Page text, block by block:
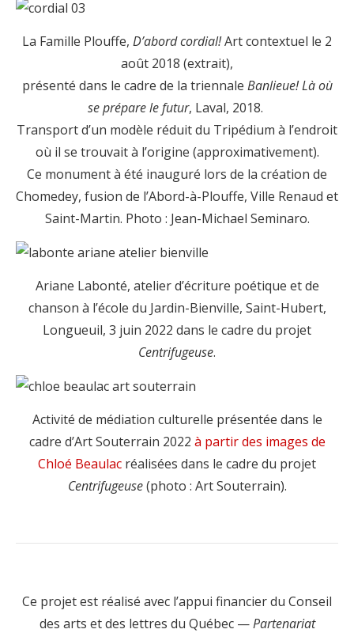
La Famille Plouffe, D’abord cordial!Art contextuel le 2
août 2018 (extrait),
présenté dans le cadre de la triennale Banlieue! Là où
se prépare le futur, Laval, 2018.
Transport d’un modèle réduit du Tripédium à l’endroit
où il se trouvait à l’origine (approximativement).
Ce monument à été inauguré lors de la création de
Chomedey, fusion de l’Abord-à-Plouffe, Ville Renaud et
Saint-Martin. Photo : Jean-Michael Seminaro.
Ariane Labonté, atelier d’écriture poétique et de
chanson à l’école du Jardin-Bienville, Saint-Hubert,
Longueuil, 3 juin 2022 dans le cadre du projet
Centrifugeuse.
Activité de médiation culturelle présentée dans le
cadre d’Art Souterrain 2022 à partir des images de
Chloé Beaulac réalisées dans le cadre du projet
Centrifugeuse(photo : Art Souterrain).
Ce projet est réalisé avec l’appui financier du Conseil
des arts et des lettres du Québec —Partenariat